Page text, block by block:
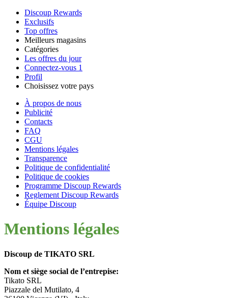
Discoup Rewards
Exclusifs
Top offres
Meilleurs magasins
AliExpress
Amazon
ManoMano
VistaPrint
Guess
Catégories
Technologie
et
électronique
Vêtements et
chaussures
Jardin
Vacances et
Les offres du jour
Connectez-vous 1
Profil
Choisissez votre pays
States
Kingdom
À propos de nous
Publicité
Contacts
FAQ
CGU
Mentions légales
Transparence
Politique de confidentialité
Politique de cookies
Programme Discoup Rewards
Reglement Discoup Rewards
Équipe Discoup
Mentions légales
Discoup de TIKATO SRL
Nom et siège social de l’entrepise:
Tikato SRL
Piazzale del Mutilato, 4